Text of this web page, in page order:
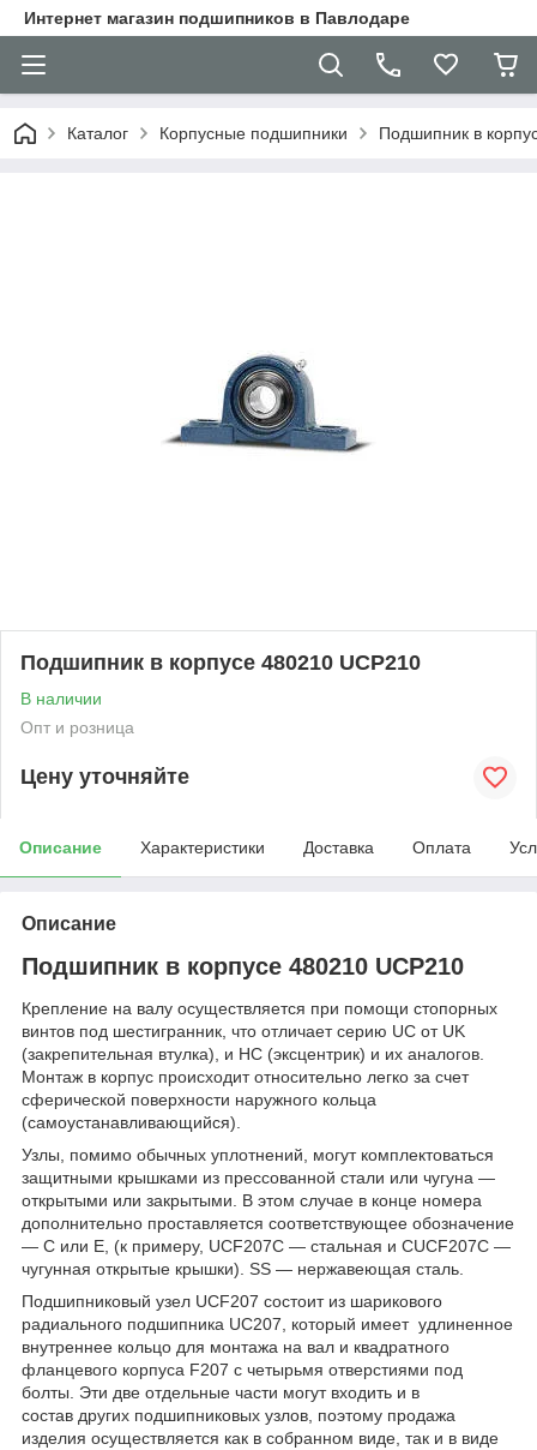
Интернет магазин подшипников в Павлодаре
Каталог Корпусные подшипники Подшипник в
Подшипник в корпусе 480210 UCP210
В наличии
Опт и розница
Цену уточняйте
Описание Характеристики Доставка Оплата
Описание
Подшипник в корпусе 480210 UCP210
Крепление на валу осуществляется при помощи стопорных
винтов под шестигранник, что отличает серию UC от UK
(закрепительная втулка), и HC (эксцентрик) и их аналогов.
Монтаж в корпус происходит относительно легко за счет
сферической поверхности наружного кольца
(самоустанавливающийся).
Узлы, помимо обычных уплотнений, могут комплектоваться
защитными крышками из прессованной стали или чугуна —
открытыми или закрытыми. В этом случае в конце номера
дополнительно проставляется соответствующее обозначение
— C или E, (к примеру, UCF207C — стальная и CUCF207C —
чугунная открытые крышки). SS — нержавеющая сталь.
Подшипниковый узел UCF207 состоит из шарикового
радиального подшипника UС207, который имеет удлиненное
внутреннее кольцо для монтажа на вал и квадратного
фланцевого корпуса F207 с четырьмя отверстиями под
болты. Эти две отдельные части могут входить и в
состав других подшипниковых узлов, поэтому продажа
изделия осуществляется как в собранном виде, так и в виде